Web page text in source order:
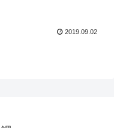
2019.09.02